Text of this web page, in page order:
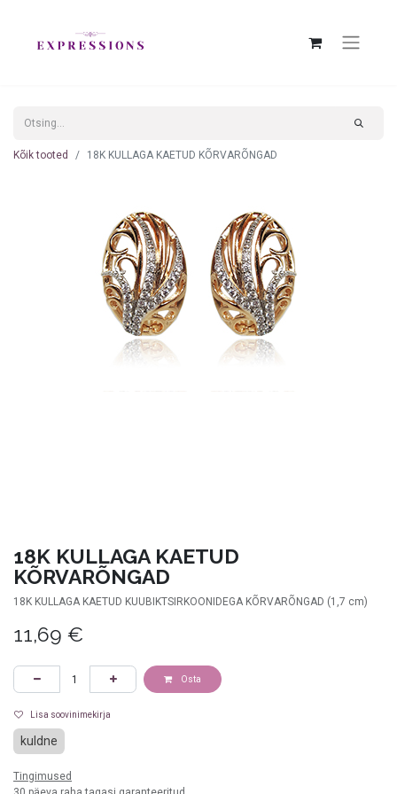
Kõik tooted 18K KULLAGA KAETUD KÕRVARÕNGAD
18K KULLAGA KAETUD
KÕRVARÕNGAD
18K KULLAGA KAETUD KUUBIKTSIRKOONIDEGA KÕRVARÕNGAD (1,7 cm)
11,69 €
Osta
Lisa soovinimekirja
kuldne
Tingimused